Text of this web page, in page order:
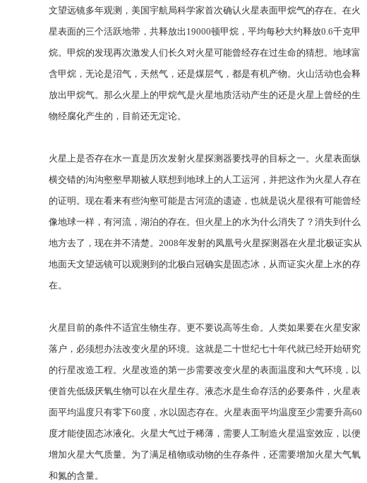
文望远镜多年观测，美国宇航局科学家首次确认火星表面甲烷气的存在。在火
星表面的三个活跃地带，共释放出19000顿甲烷，平均每秒大约释放0.6千克甲
烷。甲烷的发现再次激发人们长久对火星可能曾经存在过生命的猜想。地球富
含甲烷，无论是沼气，天然气，还是煤层气，都是有机产物。火山活动也会释
放出甲烷气。那么火星上的甲烷气是火星地质活动产生的还是火星上曾经的生
物经腐化产生的，目前还无定论。
火星上是否存在水一直是历次发射火星探测器要找寻的目标之一。火星表面纵
横交错的沟沟壑壑早期被人联想到地球上的人工运河，并把这作为火星人存在
的证明。现在看来有些沟壑可能是古河流的遗迹，也就是说火星很有可能曾经
像地球一样，有河流，湖泊的存在。但火星上的水为什么消失了？消失到什么
地方去了，现在并不清楚。2008年发射的凤凰号火星探测器在火星北极证实从
地面天文望远镜可以观测到的北极白冠确实是固态冰，从而证实火星上水的存
在。
火星目前的条件不适宜生物生存。更不要说高等生命。人类如果要在火星安家
落户，必须想办法改变火星的环境。这就是二十世纪七十年代就已经开始研究
的行星改造工程。火星改造的第一步需要改变火星的表面温度和大气环境，以
便首先低级厌氧生物可以在火星生存。液态水是生命存活的必要条件，火星表
面平均温度只有零下60度，水以固态存在。火星表面平均温度至少需要升高60
度才能使固态冰液化。火星大气过于稀薄，需要人工制造火星温室效应，以便
增加火星大气质量。为了满足植物或动物的生存条件，还需要增加火星大气氧
和氮的含量。